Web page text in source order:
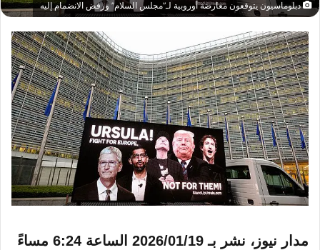
دبلوماسيون يتوقعون معارضة أوروبية لـ”مجلس السلام” ورفض الانضمام إليه
مدار نيوز، نشر بـ 2026/01/19 الساعة 6:24 مساءً